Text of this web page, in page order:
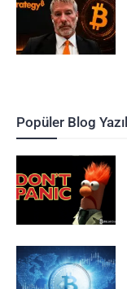
Popüler Blog